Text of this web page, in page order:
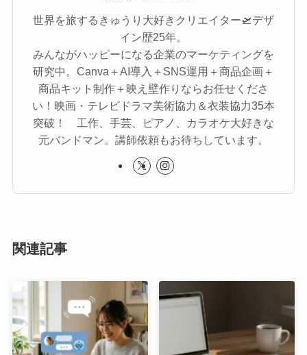
世界を旅するきゅうり大好きクリエイター🛫デザ
イン歴25年。
みんながハッピーになる企業のマーケティングを
研究中。Canva＋AI導入＋SNS運用＋商品企画＋
商品キット制作＋映え壁作りならお任せくださ
い！映画・テレビドラマ美術協力＆衣装協力35本
突破！ 工作、手芸、ピアノ、カラオケ大好きな
元バンドマン。講師依頼もお待ちしています。
関連記事